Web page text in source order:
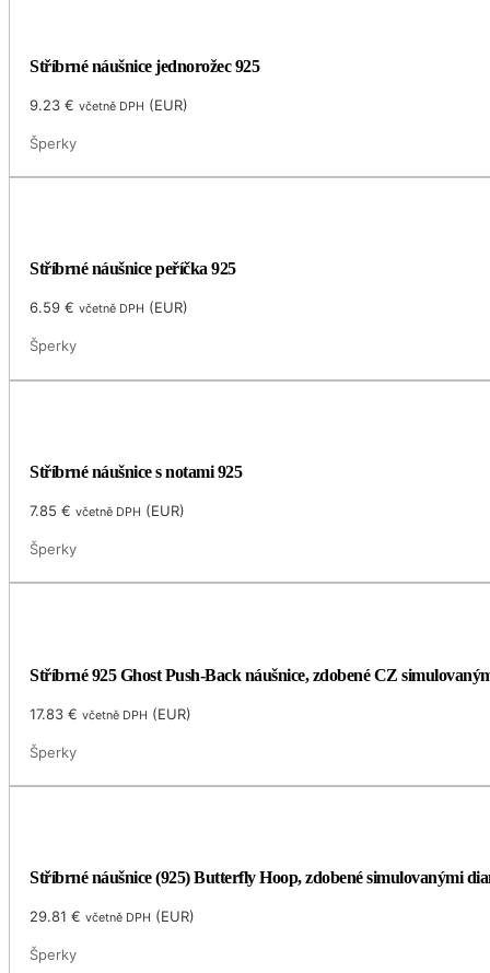
Stříbrné náušnice jednorožec 925
9.23€ včetně DPH (EUR)
Šperky
Stříbrné náušnice peříčka 925
6.59€ včetně DPH (EUR)
Šperky
Stříbrné náušnice s notami 925
7.85€ včetně DPH (EUR)
Šperky
Stříbrné 925 Ghost Push-Back náušnice, zdobené CZ
17.83€ včetně DPH (EUR)
Šperky
Stříbrné náušnice (925) Butterfly Hoop, zdobené simulovanými
29.81€ včetně DPH (EUR)
Šperky